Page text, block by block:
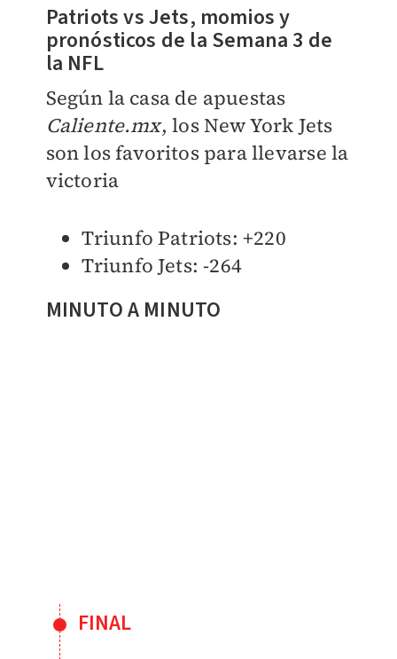
Patriots vs Jets, momios y
pronósticos de la Semana 3 de
la NFL
Según la casa de apuestas
Caliente.mx, los New York Jets
son los favoritos para llevarse la
victoria
Triunfo Patriots: +220
Triunfo Jets: -264
MINUTO A MINUTO
FINAL